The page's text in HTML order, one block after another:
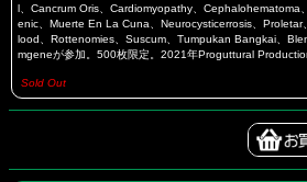
l、Cancrum Oris、Cardiomyopathy、
enic、Muerte En La Cuna、Neurocysticerrosis、
lood、Rottenomies、Suscum、Tumpukan Bangkai、
mgeneが参加。500枚限定。2021年Proguttural
Sold Out